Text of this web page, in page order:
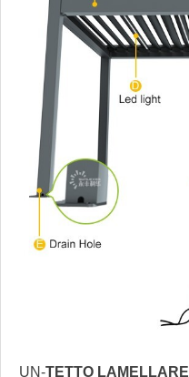
UN-TETTO LAMELLARE